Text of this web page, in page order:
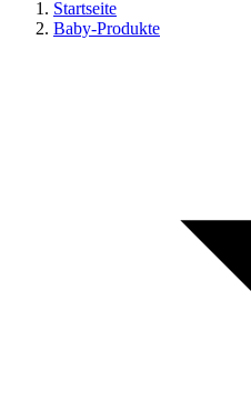
Startseite
Baby-Produkte